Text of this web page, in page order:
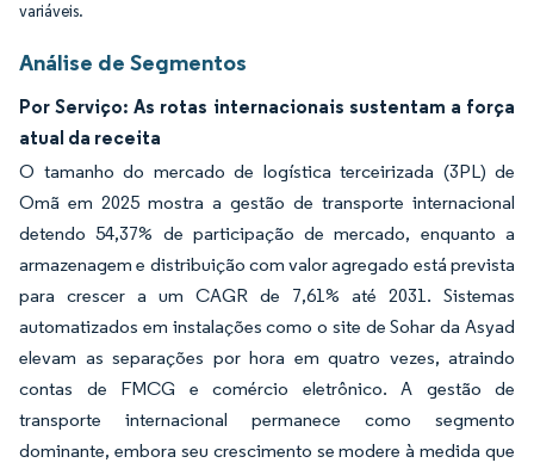
variáveis.
Análise de Segmentos
Por Serviço: As rotas internacionais sustentam a força
atual da receita
O tamanho do mercado de logística terceirizada (3PL) de
Omã em 2025 mostra a gestão de transporte internacional
detendo 54,37% de participação de mercado, enquanto a
armazenagem e distribuição com valor agregado está prevista
para crescer a um CAGR de 7,61% até 2031. Sistemas
automatizados em instalações como o site de Sohar da Asyad
elevam as separações por hora em quatro vezes, atraindo
contas de FMCG e comércio eletrônico. A gestão de
transporte internacional permanece como segmento
dominante, embora seu crescimento se modere à medida que